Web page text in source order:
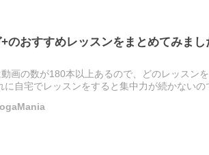
のおすすめレッスンをまとめてみま
動画の数が180本以上あるので、どのレッスン
に自宅でレッスンをすると集中力が続かないの